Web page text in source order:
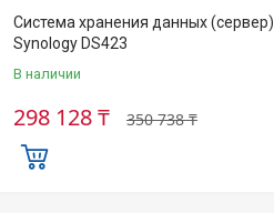
Система хранения данных (сервер)
Synology DS423
В наличии
350 738 ₸
298 128 ₸